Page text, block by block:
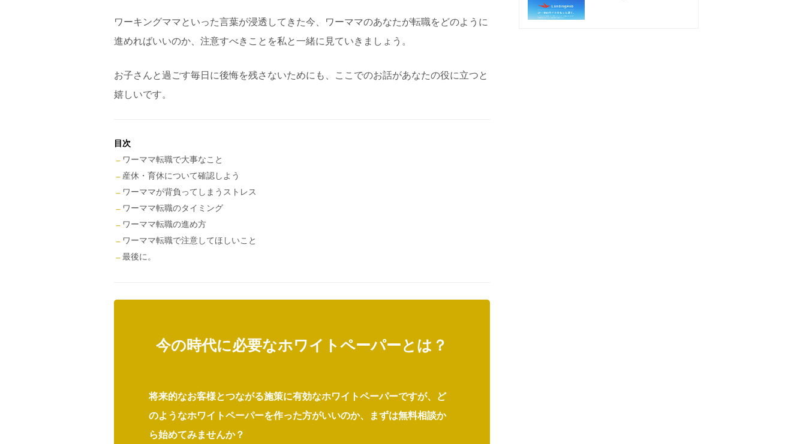
ワーキングママといった言葉が浸透してきた今、ワーママのあなたが転職をどのように
進めればいいのか、注意すべきことを私と一緒に見ていきましょう。
お子さんと過ごす毎日に後悔を残さないためにも、ここでのお話があなたの役に立つと
嬉しいです。
目次
ワーママ転職で大事なこと
産休・育休について確認しよう
ワーママが背負ってしまうストレス
ワーママ転職のタイミング
ワーママ転職の進め方
ワーママ転職で注意してほしいこと
最後に。
今の時代に必要なホワイトペーパーとは？
将来的なお客様とつながる施策に有効なホワイトペーパーですが、ど
のようなホワイトペーパーを作った方がいいのか、まずは無料相談か
ら始めてみませんか？